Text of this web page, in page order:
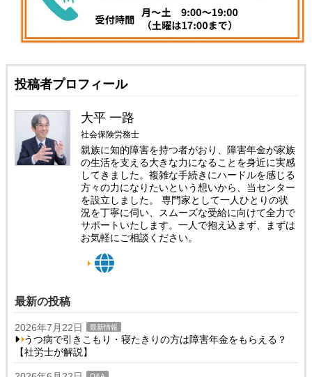
投稿者プロフィール
大平 一路
社会保険労務士
親族に知的障害を持つ者がおり、障害年金が家族
の生活を支える大きな力になることを身近に実感
してきました。複雑な手続きにハードルを感じる
方々の力になりたいという想いから、当センター
を設立しました。 専門家として一人ひとりの状
況を丁寧に伺い、スムーズな受給に向けて全力で
サポートいたします。一人で抱え込まず、まずは
お気軽にご相談ください。
最新の投稿
2026年7月22日 最新情報
うつ病で引きこもり・寝たきりの方は障害年金をもらえる？
【社労士が解説】